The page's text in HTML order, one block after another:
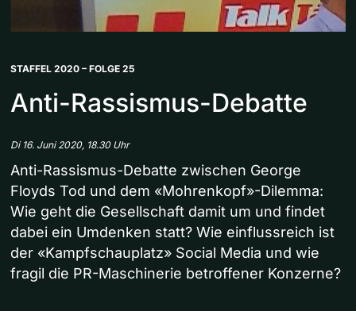
STAFFEL 2020 – FOLGE 25
Anti-Rassismus-Debatte
Di 16. Juni 2020, 18.30 Uhr
Anti-Rassismus-Debatte zwischen George
Floyds Tod und dem «Mohrenkopf»-Dilemma:
Wie geht die Gesellschaft damit um und findet
dabei ein Umdenken statt? Wie einflussreich ist
der «Kampfschauplatz» Social Media und wie
fragil die PR-Maschinerie betroffener Konzerne?